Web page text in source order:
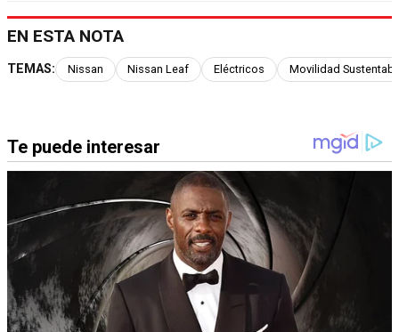
EN ESTA NOTA
TEMAS: Nissan Nissan Leaf Eléctricos Movilidad